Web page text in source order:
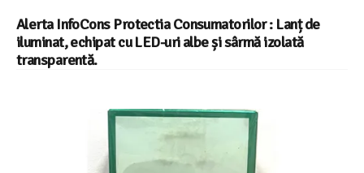
Alerta InfoCons Protectia Consumatorilor : Lanț de
iluminat, echipat cu LED-uri albe și sârmă izolată
transparentă.